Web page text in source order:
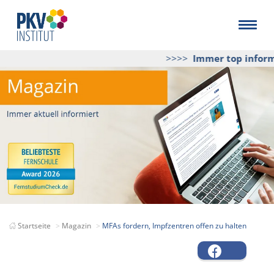
>>>>Immer top
Startseite Magazin MFAs fordern, Impfzentren offen zu halten